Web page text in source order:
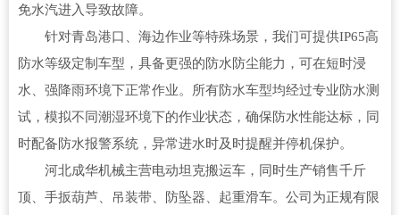
免水汽进入导致故障。
针对青岛港口、海边作业等特殊场景，我们可提供IP65高
防水等级定制车型，具备更强的防水防尘能力，可在短时浸
水、强降雨环境下正常作业。所有防水车型均经过专业防水测
试，模拟不同潮湿环境下的作业状态，确保防水性能达标，同
时配备防水报警系统，异常进水时及时提醒并停机保护。
河北成华机械主营电动坦克搬运车，同时生产销售千斤
顶、手扳葫芦、吊装带、防坠器、起重滑车。公司为正规有限